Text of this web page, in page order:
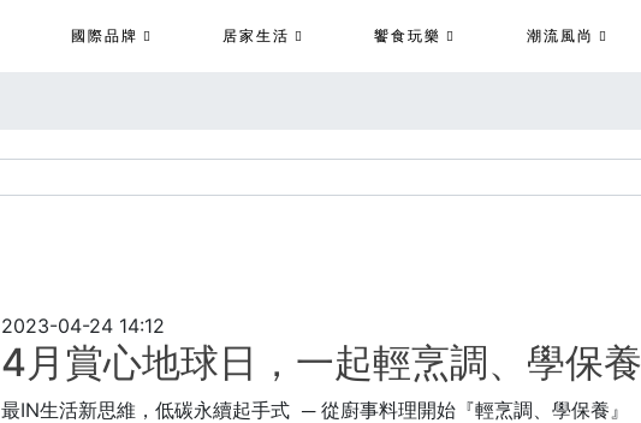
國際品牌 居家生活 饗食玩樂 潮流風尚
2023-04-24 14:12
4月賞心地球日，一起輕烹調、學保養
最IN生活新思維，低碳永續起手式 ─ 從廚事料理開始『輕烹調、學保養』